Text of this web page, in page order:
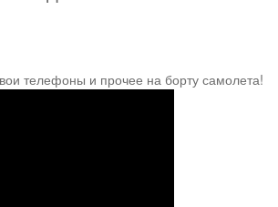
телефоны и прочее на борту самолета!